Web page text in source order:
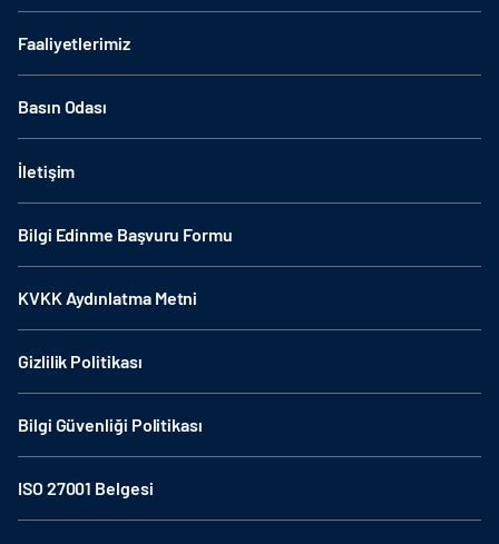
Faaliyetlerimiz
Basın Odası
İletişim
Bilgi Edinme Başvuru Formu
KVKK Aydınlatma Metni
Gizlilik Politikası
Bilgi Güvenliği Politikası
ISO 27001 Belgesi